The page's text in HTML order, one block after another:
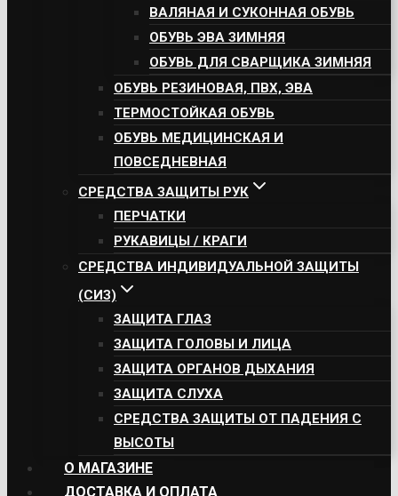
ВАЛЯНАЯ И СУКОННАЯ ОБУВЬ
ОБУВЬ ЭВА ЗИМНЯЯ
ОБУВЬ ДЛЯ СВАРЩИКА ЗИМНЯЯ
ОБУВЬ РЕЗИНОВАЯ, ПВХ, ЭВА
ТЕРМОСТОЙКАЯ ОБУВЬ
ОБУВЬ МЕДИЦИНСКАЯ И
ПОВСЕДНЕВНАЯ
СРЕДСТВА ЗАЩИТЫ РУК
ПЕРЧАТКИ
РУКАВИЦЫ / КРАГИ
СРЕДСТВА ИНДИВИДУАЛЬНОЙ ЗАЩИТЫ
(СИЗ)
ЗАЩИТА ГЛАЗ
ЗАЩИТА ГОЛОВЫ И ЛИЦА
ЗАЩИТА ОРГАНОВ ДЫХАНИЯ
ЗАЩИТА СЛУХА
СРЕДСТВА ЗАЩИТЫ ОТ ПАДЕНИЯ С
ВЫСОТЫ
О МАГАЗИНЕ
ДОСТАВКА И ОПЛАТА